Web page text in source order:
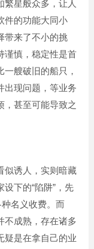
星般众多，让人
件的功能大同小
带来了不小的挑
谨慎，稳定性是首
艘破旧的船只，
出现问题，等业务
，甚至可能导致之
诱人，实则暗藏
下的“陷阱”，先
名义收费。而
不成熟，存在诸多
疑是在拿自己的业